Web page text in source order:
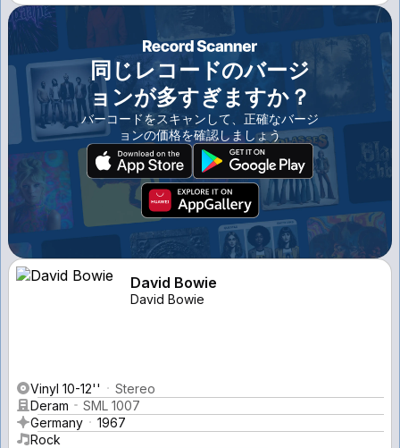
同じレコードのバージ
ョンが多すぎますか？
バーコードをスキャンして、正確なバージ
ョンの価格を確認しましょう
David Bowie
David Bowie
Vinyl 10-12''
Stereo
Deram
SML 1007
Germany
1967
Rock